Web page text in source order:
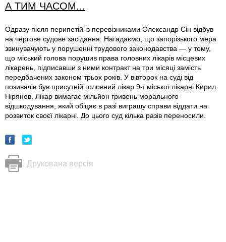
А ТИМ ЧАСОМ...
Одразу після перипетій із перевізниками Олександр Сін відбув
на чергове судове засідання. Нагадаємо, що запорізького мера
звинувачують у порушенні трудового законодавства — у тому,
що міський голова порушив права головних лікарів місцевих
лікарень, підписавши з ними контракт на три місяці замість
передбачених законом трьох років. У вівторок на суді від
позивачів був присутній головний лікар 9-ї міської лікарні Кирил
Нірянов. Лікар вимагає мільйон гривень морального
відшкодування, який обіцяє в разі виграшу справи віддати на
розвиток своєї лікарні. До цього суд кілька разів переносили.
Друкована версія